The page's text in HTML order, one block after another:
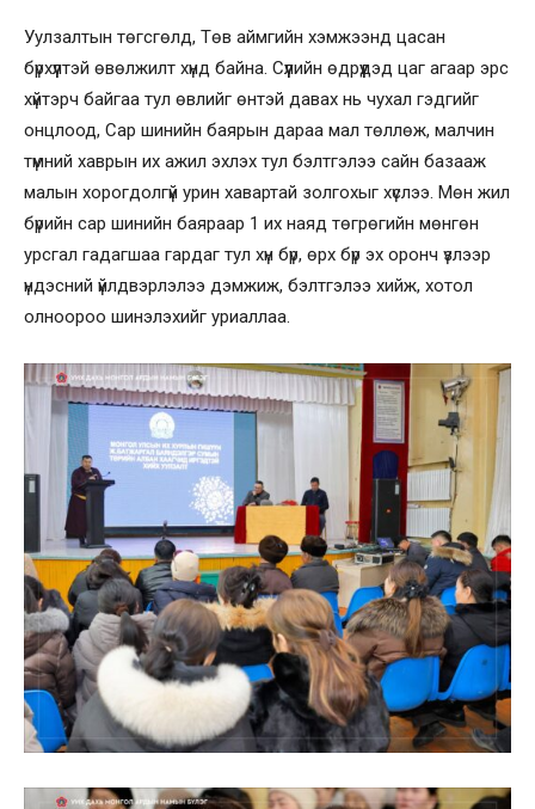
Уулзалтын төгсгөлд, Төв аймгийн хэмжээнд цасан
бүрхүүлтэй өвөлжилт хүнд байна. Сүүлийн өдрүүдэд цаг агаар эрс
хүйтэрч байгаа тул өвлийг өнтэй давах нь чухал гэдгийг
онцлоод, Сар шинийн баярын дараа мал төллөж, малчин
түмний хаврын их ажил эхлэх тул бэлтгэлээ сайн базааж
малын хорогдолгүй урин хавартай золгохыг хүслээ. Мөн жил
бүрийн сар шинийн баяраар 1 их наяд төгрөгийн мөнгөн
урсгал гадагшаа гардаг тул хүн бүр, өрх бүр эх оронч үзлээр
үндэсний үйлдвэрлэлээ дэмжиж, бэлтгэлээ хийж, хотол
олноороо шинэлэхийг уриаллаа.